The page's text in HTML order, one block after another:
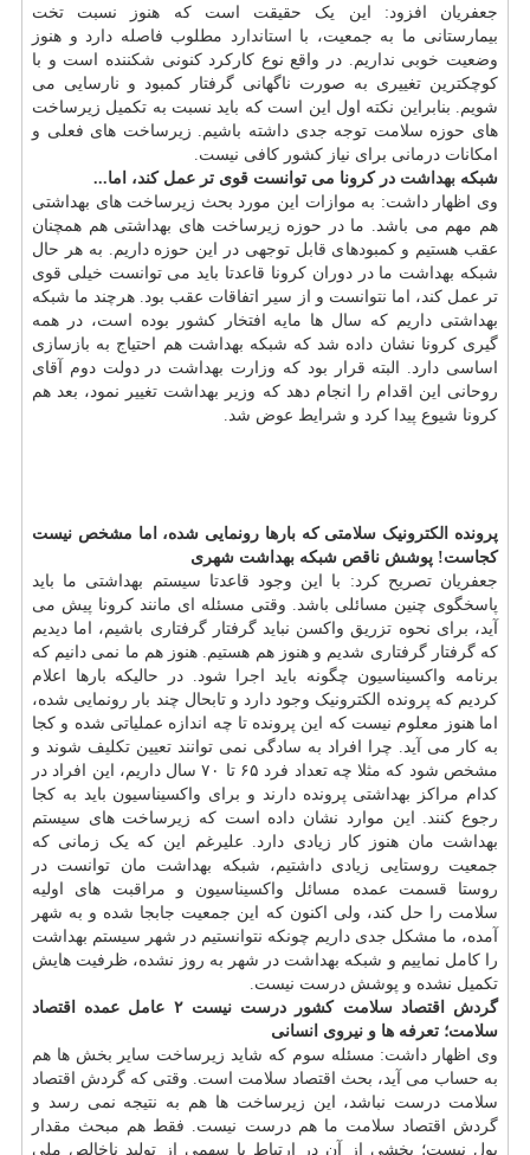
جعفریان افزود: این یک حقیقت است که هنوز نسبت تخت
بیمارستانی ما به جمعیت، با
استاندارد مطلوب فاصله دارد و هنوز
وضعیت خوبی نداریم. در واقع نوع کارکرد کنونی شکننده است و با
کوچکترین تغییری به صورت ناگهانی گرفتار کمبود و نارسایی می
شویم. بنابراین نکته اول این است که باید نسبت به تکمیل زیرساخت
های حوزه سلامت توجه جدی داشته باشیم. زیرساخت های فعلی و
امکانات درمانی برای نیاز کشور کافی نیست.
شبکه بهداشت در کرونا می توانست قوی تر عمل کند، اما...
وی اظهار داشت: به موازات این مورد بحث زیرساخت های بهداشتی
هم مهم می باشد. ما در حوزه زیرساخت های بهداشتی هم همچنان
عقب هستیم و کمبودهای قابل توجهی در این حوزه داریم. به هر حال
شبکه بهداشت ما در دوران کرونا قاعدتا باید می توانست خیلی قوی
تر عمل کند، اما نتوانست و از سیر اتفاقات عقب بود. هرچند ما شبکه
بهداشتی داریم که سال ها مایه افتخار کشور بوده است، در همه
گیری کرونا نشان داده شد که شبکه بهداشت هم احتیاج به بازسازی
اساسی دارد. البته قرار بود که وزارت بهداشت در دولت دوم آقای
روحانی این اقدام را انجام دهد که وزیر بهداشت تغییر نمود، بعد هم
کرونا شیوع پیدا کرد و شرایط عوض شد.
پرونده الکترونیک سلامتی که بارها رونمایی شده، اما مشخص نیست
کجاست! پوشش ناقص شبکه بهداشت شهری
جعفریان تصریح کرد: با این وجود قاعدتا سیستم بهداشتی ما باید
پاسخگوی چنین مسائلی باشد. وقتی مسئله ای مانند کرونا پیش می
آید، برای نحوه تزریق واکسن نباید گرفتار گرفتاری باشیم، اما دیدیم
که گرفتار گرفتاری شدیم و هنوز هم هستیم. هنوز هم ما نمی دانیم که
برنامه واکسیناسیون چگونه باید اجرا شود. در حالیکه بارها اعلام
کردیم که پرونده الکترونیک وجود دارد و تابحال چند بار رونمایی شده،
اما هنوز معلوم نیست که این پرونده تا چه اندازه عملیاتی شده و کجا
به کار می آید. چرا افراد به سادگی نمی توانند تعیین تکلیف شوند و
مشخص شود که مثلا چه تعداد فرد ۶۵ تا ۷۰ سال داریم، این افراد در
کدام مراکز بهداشتی پرونده دارند و برای واکسیناسیون باید به کجا
رجوع کنند. این موارد نشان داده است که زیرساخت های سیستم
بهداشت مان هنوز کار زیادی دارد. علیرغم این که یک زمانی که
جمعیت روستایی زیادی داشتیم، شبکه بهداشت مان توانست در
روستا قسمت عمده مسائل واکسیناسیون و مراقبت های اولیه
سلامت را حل کند، ولی اکنون که این جمعیت جابجا شده و به شهر
آمده، ما مشکل جدی داریم چونکه نتوانستیم در شهر سیستم بهداشت
را کامل نماییم و شبکه بهداشت در شهر به روز نشده، ظرفیت هایش
تکمیل نشده و پوشش درست نیست.
گردش اقتصاد سلامت کشور درست نیست
۲ عامل عمده اقتصاد
سلامت؛ تعرفه ها و نیروی انسانی
وی اظهار داشت: مسئله سوم که شاید زیرساخت سایر بخش ها هم
به حساب می آید، بحث اقتصاد سلامت است. وقتی که گردش اقتصاد
سلامت درست نباشد، این زیرساخت ها هم به نتیجه نمی رسد و
گردش اقتصاد سلامت ما هم درست نیست. فقط هم مبحث مقدار
پول نیست؛ بخشی از آن در ارتباط با سهمی از تولید ناخالص ملی